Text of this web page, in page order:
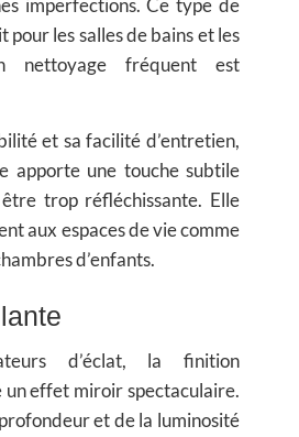
imperfections. Ce type de
les salles de bains et les
nettoyage fréquent est
et sa facilité d’entretien,
apporte une touche subtile
être trop réfléchissante. Elle
aux espaces de vie comme
d’enfants.
d’éclat, la finition
un effet miroir spectaculaire.
et de la luminosité